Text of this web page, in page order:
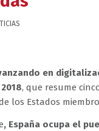
en
, que resume
los Estados
, España ocupa el